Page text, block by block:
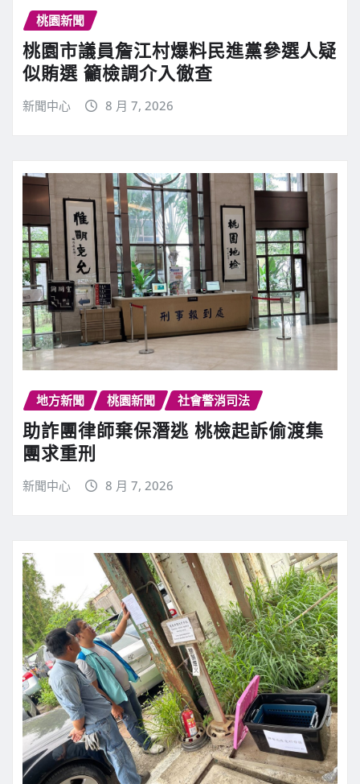
桃園新聞
桃園市議員詹江村爆料民進黨參選人疑
似賄選 籲檢調介入徹查
新聞中心 8 月 7, 2026
地方新聞 桃園新聞 社會警消司法
助詐團律師棄保潛逃 桃檢起訴偷渡集
團求重刑
新聞中心 8 月 7, 2026